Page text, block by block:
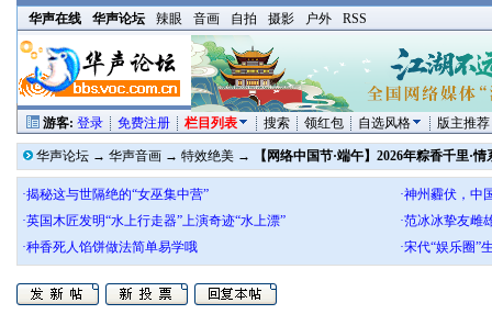
华声在线 华声论坛 辣眼 音画 自拍 摄影 户外 RSS
游客: 登录 免费注册 栏目列表 搜索 领红包 自选风格 版主推荐
华声论坛→ 华声音画→ 特效绝美→ 【网络中国节·端午】2026年粽香千里·
·揭秘这与世隔绝的“女巫集中营”
·神州霾伏，中
·英国木匠发明“水上行走器”上演奇迹“水上漂”
·范冰冰挚友雌
·种香死人馅饼做法简单易学哦
·宋代“娱乐圈”